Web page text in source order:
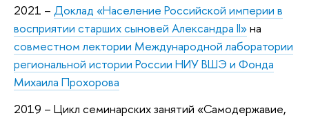
2021 – Доклад «Население Российской империи в
восприятии старших сыновей Александра II»на
совместном лектории Международной лаборатории
региональной истории России НИУ ВШЭ и Фонда
Михаила Прохорова
2019 – Цикл семинарских занятий «Самодержавие,